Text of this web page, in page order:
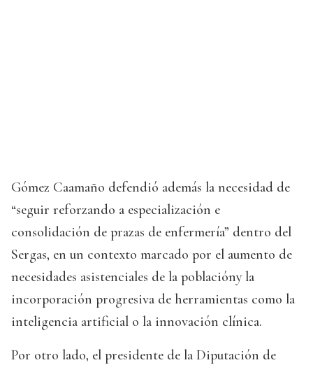
Gómez Caamaño defendió además la necesidad de
“seguir reforzando a especialización e
consolidación de prazas de enfermería” dentro del
Sergas, en un contexto marcado por el aumento de
necesidades asistenciales de la poblacióny la
incorporación progresiva de herramientas como la
inteligencia artificial o la innovación clínica.
Por otro lado, el presidente de la Diputación de